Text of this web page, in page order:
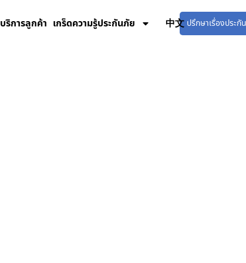
บริการลูกค้า เกร็ดความรู้ประกันภัย ZN ปรึกษาเรื่องประกัน